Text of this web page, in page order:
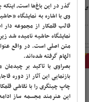
استان ها
جامعه
آخر
گذر در این باغ‌ها است،
قالب قلمکار از مجموعه دار
نمایشگاه حاشیه نامیده شد
متن اصلی است. در واقع
الهام گرفته شده‌اند.
بصراوی با تاکید بر
بازنمایی این آثار از
چاپ چیتگری را با نقاشی
این هنرمند مجسمه ساز